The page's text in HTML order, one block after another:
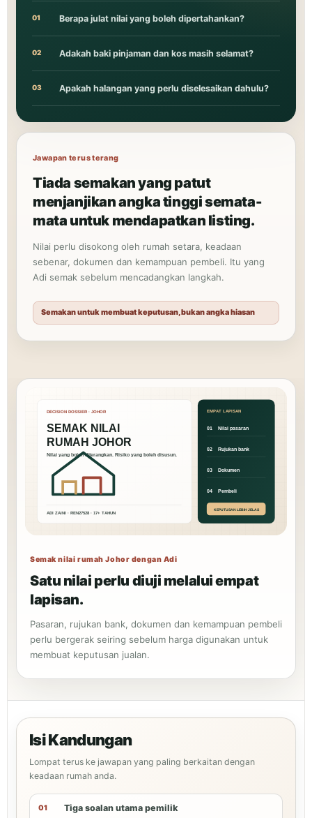
01 Berapa julat nilai yang boleh dipertahankan?
02 Adakah baki pinjaman dan kos masih selamat?
03 Apakah halangan yang perlu diselesaikan dahulu?
Jawapan terus terang
Tiada semakan yang patut
menjanjikan angka tinggi semata-
mata untuk mendapatkan listing.
Nilai perlu disokong oleh rumah setara, keadaan
sebenar, dokumen dan kemampuan pembeli. Itu yang
Adi semak sebelum mencadangkan langkah.
Semakan untuk membuat keputusan, bukan angka hiasan
Semak nilai rumah Johor dengan Adi
Satu nilai perlu diuji melalui empat
lapisan.
Pasaran, rujukan bank, dokumen dan kemampuan pembeli
perlu bergerak seiring sebelum harga digunakan untuk
membuat keputusan jualan.
Isi Kandungan
Lompat terus ke jawapan yang paling berkaitan dengan
keadaan rumah anda.
Tiga soalan utama pemilik